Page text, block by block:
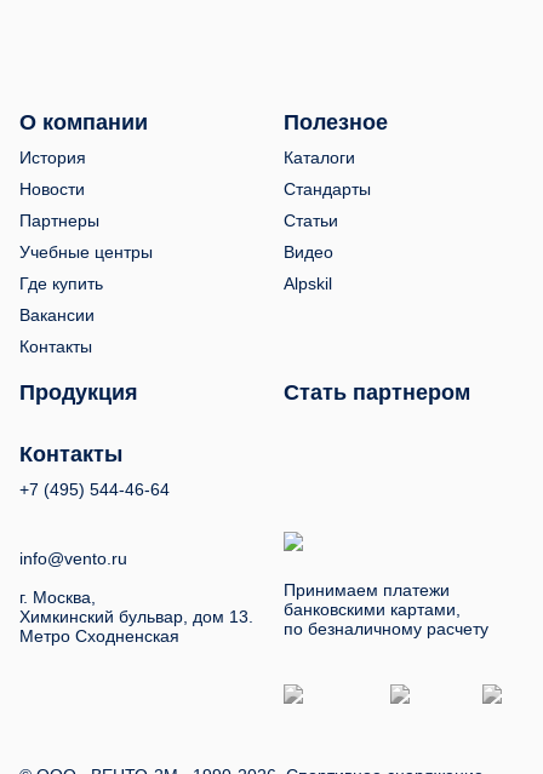
О компании
История
Новости
Партнеры
Учебные центры
Где купить
Вакансии
Контакты
Полезное
Каталоги
Стандарты
Статьи
Видео
Alpskil
Продукция Стать партнером
Контакты
+7 (495) 544-46-64
info@vento.ru
г. Москва,
Химкинский бульвар, дом 13.
Метро Сходненская
Принимаем платежи
банковскими картами,
по безналичному расчету